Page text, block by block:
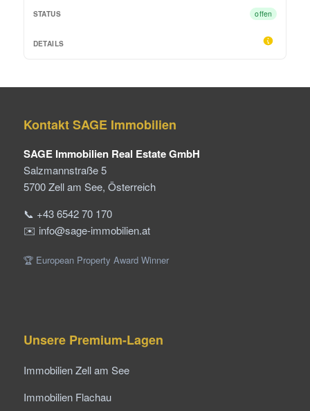
offen
Kontakt SAGE Immobilien
SAGE Immobilien Real Estate GmbH
Salzmannstraße 5
5700 Zell am See, Österreich
📞 +43 6542 70 170
✉️ info@sage-immobilien.at
🏆 European Property Award Winner
Unsere Premium-Lagen
Immobilien Zell am See
Immobilien Flachau